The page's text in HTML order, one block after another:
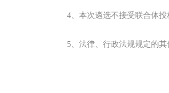
4 、本次遴选不接受联合体投
5 、法律、行政法规规定的其